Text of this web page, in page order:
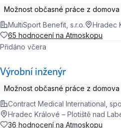
Možnost občasné práce z domova
MultiSport Benefit, s.r.o.
Hradec
65 hodnocení na Atmoskopu
Výrobní inženýr
Přidáno včera
Možnost občasné práce z domova
Contract Medical International,
Hradec Králové – Plotiště nad
36 hodnocení na Atmoskopu